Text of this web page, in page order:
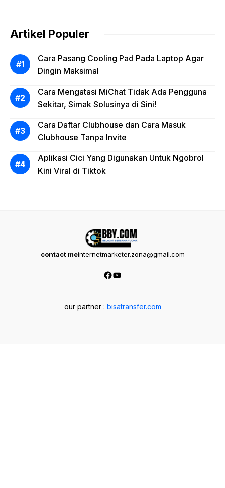
Artikel Populer
Cara Pasang Cooling Pad Pada Laptop Agar
Dingin Maksimal
Cara Mengatasi MiChat Tidak Ada Pengguna
Sekitar, Simak Solusinya di Sini!
Cara Daftar Clubhouse dan Cara Masuk
Clubhouse Tanpa Invite
Aplikasi Cici Yang Digunakan Untuk Ngobrol
Kini Viral di Tiktok
contact meinternetmarketer.zona@gmail.com
Facebook
YouTube
our partner : bisatransfer.com